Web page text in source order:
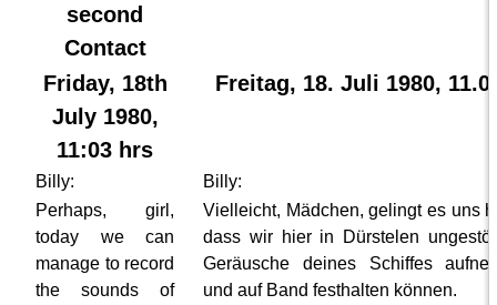
second
Contact
Friday, 18th
July 1980,
11:03 hrs
Freitag, 18. Juli 1980,
Billy:
Billy:
Perhaps, girl,
today we can
manage to record
the sounds of
Vielleicht, Mädchen, gelingt es uns
dass wir hier in Dürstelen
Geräusche deines Schiffes
und auf Band festhalten können.